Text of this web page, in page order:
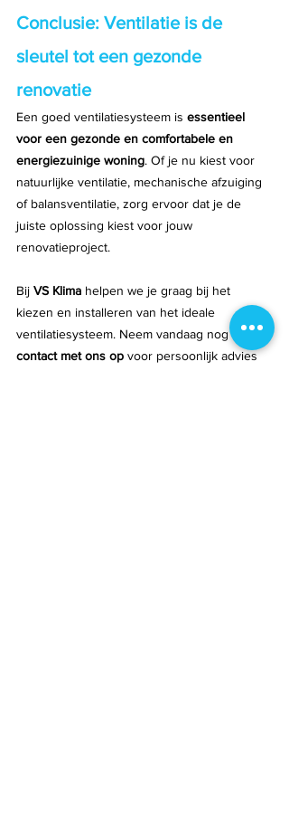
Conclusie: Ventilatie is de
sleutel tot een gezonde
renovatie
Een goed ventilatiesysteem is essentieel
voor een gezonde en comfortabele en
energiezuinige woning. Of je nu kiest voor
natuurlijke ventilatie, mechanische afzuiging
of balansventilatie, zorg ervoor dat je de
juiste oplossing kiest voor jouw
renovatieproject.
Bij VS Klima helpen we je graag bij het
kiezen en installeren van het ideale
ventilatiesysteem. Neem vandaag nog
contact met ons op voor persoonlijk advies